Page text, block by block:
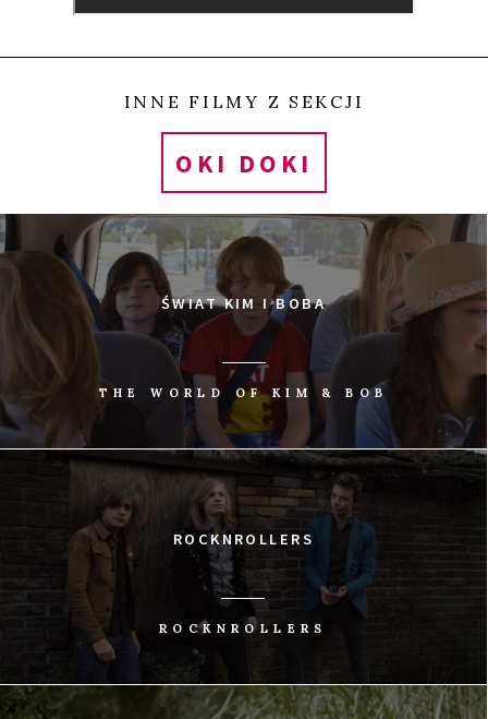
INNE FILMY Z SEKCJI
OKI DOKI
ŚWIAT KIM I BOBA
THE WORLD OF KIM & BOB
ROCKNROLLERS
ROCKNROLLERS